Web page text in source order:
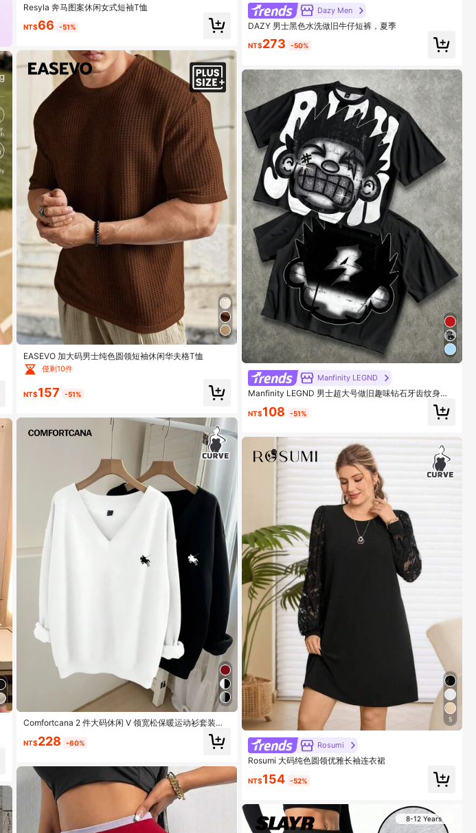
Resyla 奔马图案休闲女式短袖T恤
NT$66 -51%
EASEVO 加大码男士纯色圆领短袖休闲华夫格T恤
僅剩10件
NT$157 -51%
Comfortcana 2 件大码休闲 V 领宽松保暖运动衫套装，
NT$228 -60%
Dazy Men
DAZY 男士黑色水洗做旧牛仔短裤，夏季
NT$273 -50%
Manfinity LEGND
Manfinity LEGND 男士超大号做旧趣味钻石牙齿纹身大
NT$108 -51%
5
Rosumi
Rosumi 大码纯色圆领优雅长袖连衣裙
NT$154 -52%
8-12 Years